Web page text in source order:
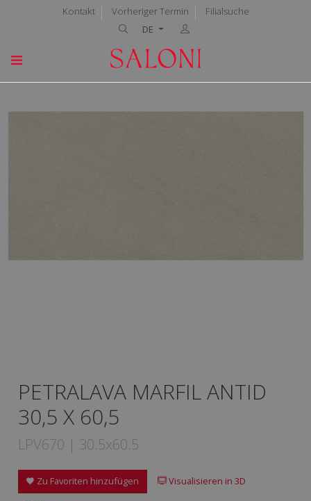
Kontakt Vorheriger Termin
Filialsuche
DE
PETRALAVA MARFIL ANTID
30,5 X 60,5
LPV670 | 30.5x60.5
Zu Favoriten hinzufügen Visualisieren in 3D